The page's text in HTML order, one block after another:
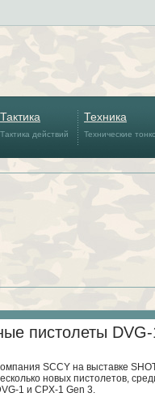
Тактика
Тактика действий
Техника
Технические
пистолеты
SCCY на выставке
новых пистолетов,
1 и CPX-1 Gen 3.